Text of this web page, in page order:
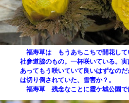
福寿草は もうあちこちで開花して
社参道脇のもの。一杯咲いている。
あってもう咲いていて良いはずなの
は切り倒されていた、雪害か？。
福寿草 残念なことに霞ケ城公園で